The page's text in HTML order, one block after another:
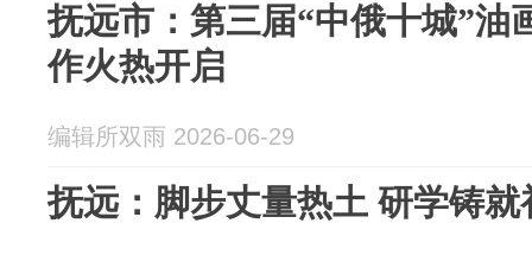
抚远市：第三届“中俄十城”油
作火热开启
编辑所双雨 2026-06-29
抚远：脚步丈量热土 研学铸就